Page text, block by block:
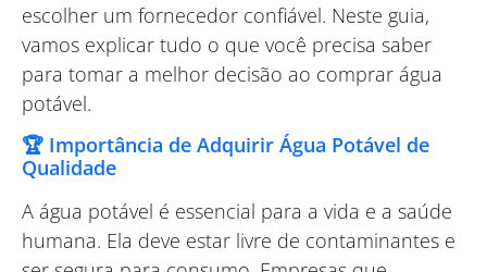
escolher um fornecedor confiável. Neste guia,
vamos explicar tudo o que você precisa saber
para tomar a melhor decisão ao comprar água
potável.
🏆 Importância de Adquirir Água Potável de
Qualidade
A água potável é essencial para a vida e a saúde
humana. Ela deve estar livre de contaminantes e